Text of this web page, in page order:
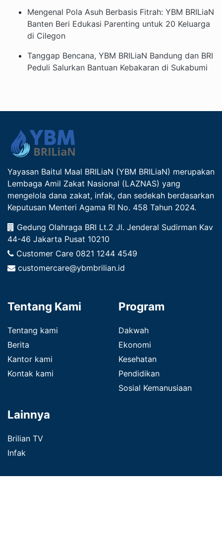
Mengenal Pola Asuh Berbasis Fitrah: YBM BRILiaN
Banten Beri Edukasi Parenting untuk 20 Keluarga
di Cilegon
Tanggap Bencana, YBM BRILiaN Bandung dan BRI
Peduli Salurkan Bantuan Kebakaran di Sukabumi
Yayasan Baitul Maal BRILiaN (YBM BRILiaN) merupakan
Lembaga Amil Zakat Nasional (LAZNAS) yang
mengelola dana zakat, infak, dan sedekah berdasarkan
Keputusan Menteri Agama RI No. 458 Tahun 2024.
Gedung Olahraga BRI Lt.2 Jl. Jenderal Sudirman Kav
44-46 Jakarta Pusat 10210
Customer Care 0821 1244 4549
customercare@ybmbrilian.id
Tentang Kami
Tentang kami
Berita
Kantor kami
Kontak kami
Program
Dakwah
Ekonomi
Kesehatan
Pendidikan
Sosial Kemanusiaan
Lainnya
Brilian TV
Infak